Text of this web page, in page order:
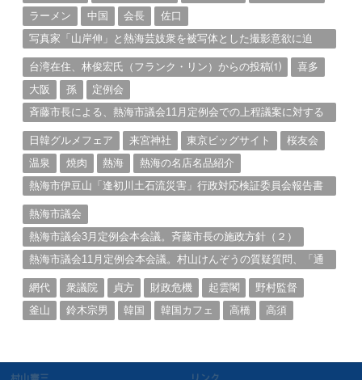
ラーメン
中国 会長
佐口
写真家「山岸伸」と熱海芸妓衆を被写体とした撮影意欲に迫
台湾在住、林俊宏氏（フランク・リン）からの投稿⑴
喜多
大阪
孫
定例会
斉藤市長による、熱海市議会11月定例会での上程議案に対する
日韓グルメフェア
来宮神社 東京ビッグサイト
桜友会
温泉
焼肉 熱海
熱海の名店名品紹介
熱海市伊豆山「逢初川土石流災害」行政対応検証委員会報告書
熱海市議会
熱海市議会3月定例会本会議。斉藤市長の施政方針（２）
熱海市議会11月定例会本会議。村山けんぞうの質疑質問、「通
網代
衆議院 貞方 財政危機 起雲閣
野村監督
釜山
鈴木宗男 韓国 韓国カフェ 高橋 高須
村山憲三 リンク